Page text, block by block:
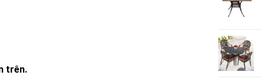
trên.